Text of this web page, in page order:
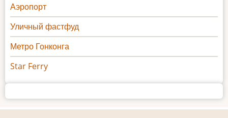
Аэропорт
Уличный фастфуд
Метро Гонконга
Star Ferry